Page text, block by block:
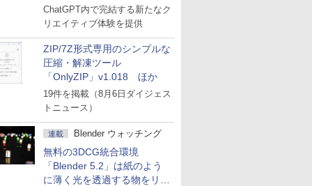
Premiereなどの機能を1つの
プラグインに統合
ChatGPT内で完結する新たなク
リエイティブ体験を提供
ZIP/7Z形式専用のシンプルな
圧縮・解凍ツール
「OnlyZIP」v1.018 ほか
19件を掲載（8月6日ダイジェス
トニュース）
連載 Blender ウォッチング
無料の3DCG統合環境
「Blender 5.2」は紙のよう
に薄く光を透過する物をリア